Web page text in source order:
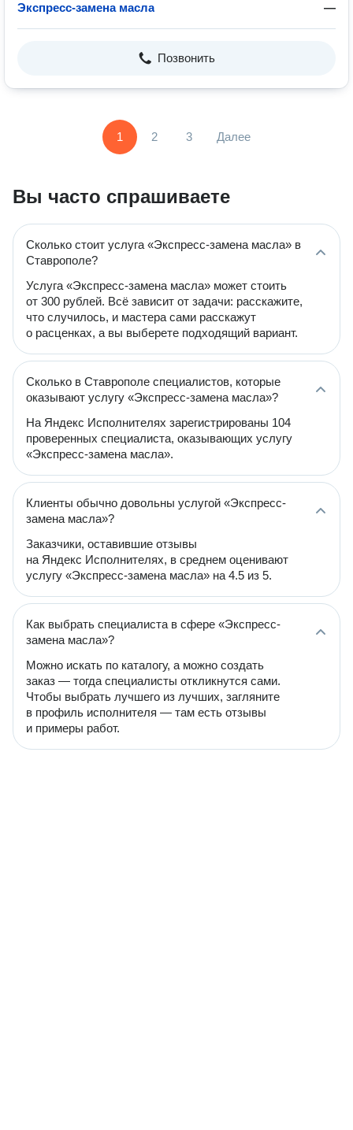
Экспресс-замена масла —
Позвонить
1 2 3 Далее
Вы часто спрашиваете
Сколько стоит услуга «Экспресс-замена масла» в
Ставрополе?
Услуга «Экспресс-замена масла» может стоить
от 300 рублей. Всё зависит от задачи: расскажите,
что случилось, и мастера сами расскажут
о расценках, а вы выберете подходящий вариант.
Сколько в Ставрополе специалистов, которые
оказывают услугу «Экспресс-замена масла»?
На Яндекс Исполнителях зарегистрированы 104
проверенных специалиста, оказывающих услугу
«Экспресс-замена масла».
Клиенты обычно довольны услугой «Экспресс-
замена масла»?
Заказчики, оставившие отзывы
на Яндекс Исполнителях, в среднем оценивают
услугу «Экспресс-замена масла» на 4.5 из 5.
Как выбрать специалиста в сфере «Экспресс-
замена масла»?
Можно искать по каталогу, а можно создать
заказ — тогда специалисты откликнутся сами.
Чтобы выбрать лучшего из лучших, загляните
в профиль исполнителя — там есть отзывы
и примеры работ.